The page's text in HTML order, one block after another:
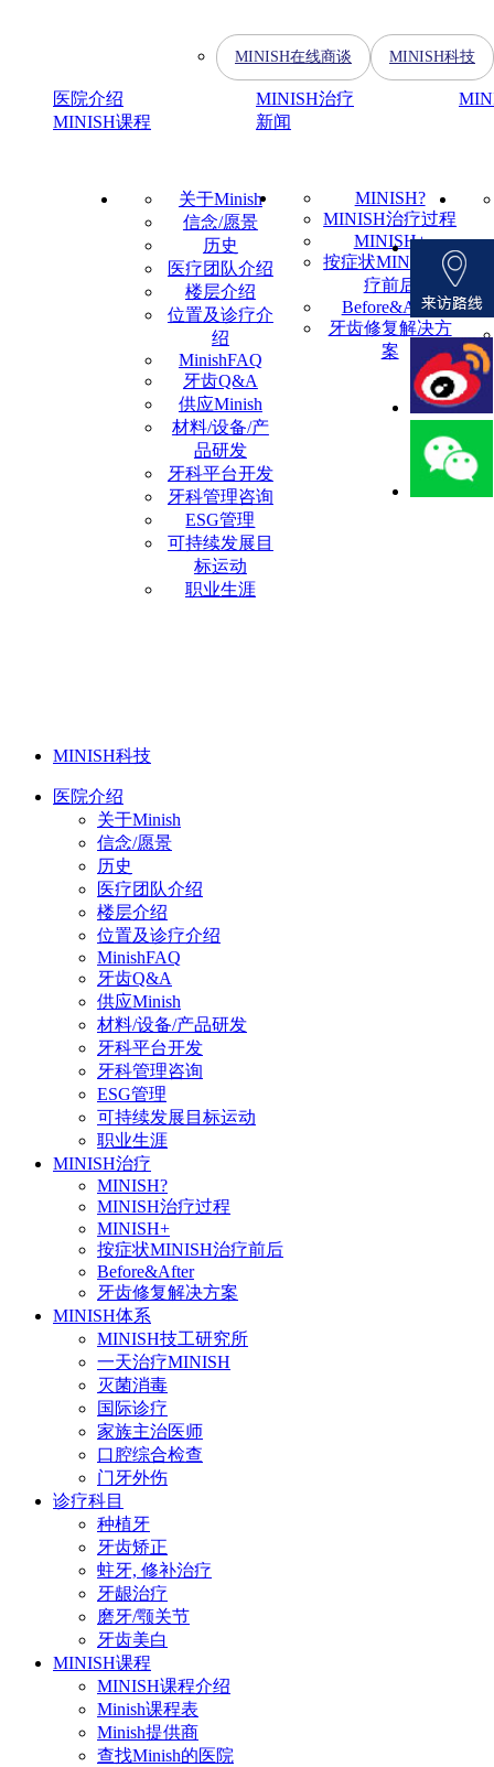
医院介绍 MINISH治疗
MINISH课程
新闻
MINISH在线商谈 MINISH科技
关于Minish
信念/愿景
历史
医疗团队介绍
楼层介绍
位置及诊疗介
绍
MinishFAQ
牙齿Q&A
供应Minish
材料/设备/产
品研发
牙科平台开发
牙科管理咨询
ESG管理
可持续发展目
标运动
职业生涯
MINISH?
MINISH治疗过程
MINISH+
按症状MINISH治
疗前后
Before&After
牙齿修复解决方
案
MINISH科技
医院介绍
关于Minish
信念/愿景
历史
医疗团队介绍
楼层介绍
位置及诊疗介绍
MinishFAQ
牙齿Q&A
供应Minish
材料/设备/产品研发
牙科平台开发
牙科管理咨询
ESG管理
可持续发展目标运动
职业生涯
MINISH治疗
MINISH?
MINISH治疗过程
MINISH+
按症状MINISH治疗前后
Before&After
牙齿修复解决方案
MINISH体系
MINISH技工研究所
一天治疗MINISH
灭菌消毒
国际诊疗
家族主治医师
口腔综合检查
门牙外伤
诊疗科目
种植牙
牙齿矫正
蛀牙, 修补治疗
牙龈治疗
磨牙/颚关节
牙齿美白
MINISH课程
MINISH课程介绍
Minish课程表
Minish提供商
查找Minish的医院